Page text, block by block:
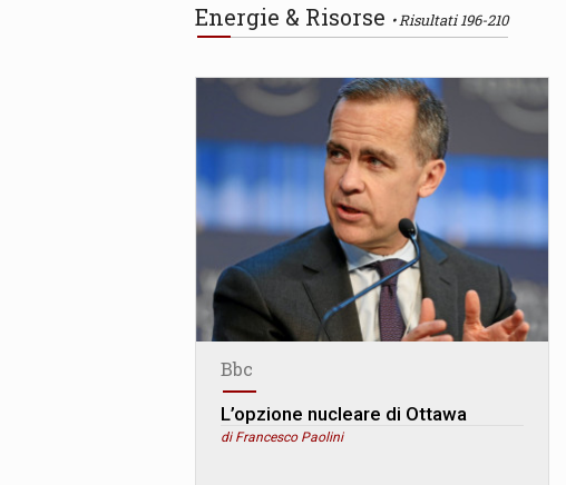
Energie & Risorse Risultati 196-210
Bbc
L’opzione nucleare di Ottawa
di Francesco Paolini